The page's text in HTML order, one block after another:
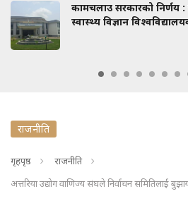
कामचलाउ सरकारको निर्णय
स्वास्थ्य विज्ञान
राजनीति
गृहपृष्ठ
राजनीति
अत्तरिया उद्योग वाणिज्य संघले निर्वाचन समितिलाई